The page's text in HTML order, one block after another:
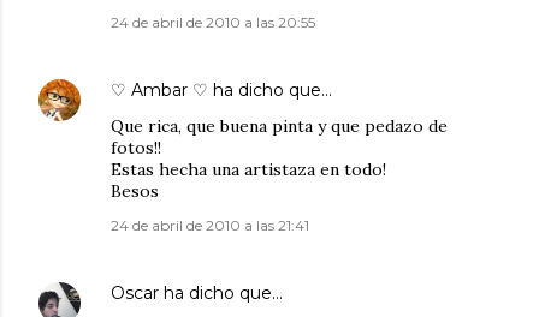
24 de abril de 2010 a las 20:55
♡ Ambar ♡ ha dicho que…
Que rica, que buena pinta y que pedazo de
fotos!!
Estas hecha una artistaza en todo!
Besos
24 de abril de 2010 a las 21:41
Oscar ha dicho que…